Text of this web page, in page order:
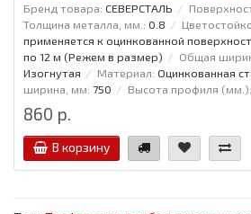
Бренд товара: СЕВЕРСТАЛЬ
Толщина металла, мм.: 0.8
применяется к оцинкованной
по 12 м (Режем в размер)
Общая
Изогнутая
Материал: Оцинкованная
ширина, мм: 750 Высота профиля (мм.):
860 р.
В корзину